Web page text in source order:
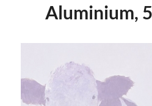
Aluminium,